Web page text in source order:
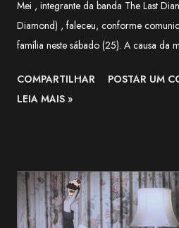
Mei , integrante da banda The Last
Diamond) , faleceu, conforme
família neste sábado (25). A causa da
sua trajetória e lamentou a forma
comunicada. O funeral será realizado
Across the World. pic.twitter.com/
ンド (@LastDiamond2026) July 6,
farmacêutica e construiu sua carreira
COMPARTILHAR
POSTAR UM
LEIA MAIS »